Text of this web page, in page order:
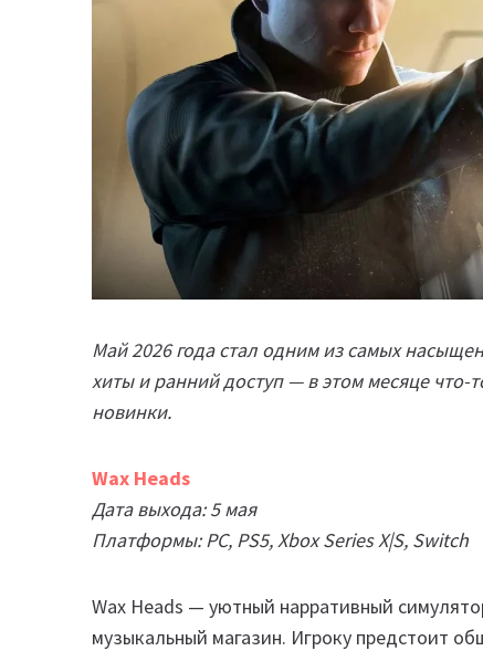
Май 2026 года стал одним из самых
хиты и ранний доступ — в этом месяце что-
новинки.
Wax Heads
Дата выхода: 5 мая
Платформы: PC, PS5, Xbox Series X|S, Switch
Wax Heads — уютный нарративный
музыкальный магазин. Игроку предстоит